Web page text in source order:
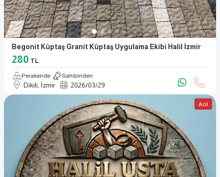
Begonit Küptaş Granit Küptaş Uygulama Ekibi Halil İzmir
280 TL
Perakende Sahibinden
Dikili, İzmir 2026/03/29
Acil